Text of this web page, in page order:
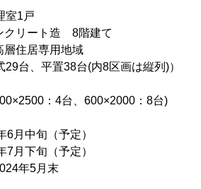
室1戸
クリート造 8階建て
層住居専用地域
台、平置38台(内8区画は縦列)）
：4台、600×2000：8台)
月中旬（予定）
7月下旬（予定）
年5月末